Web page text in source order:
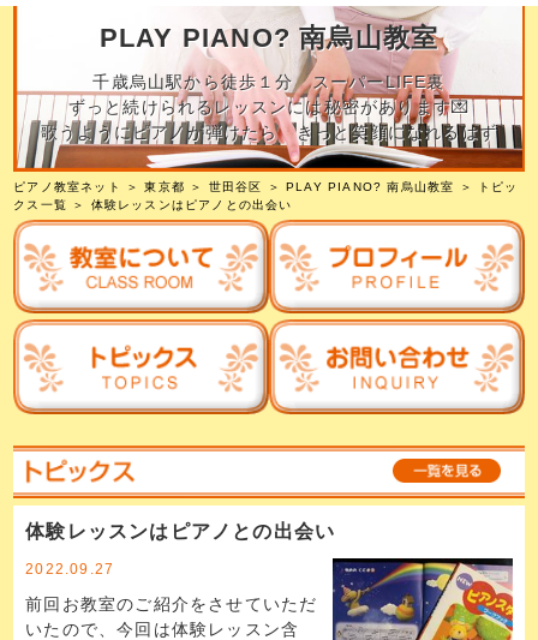
PLAY PIANO? 南烏山教室
千歳烏山駅から徒歩１分 スーパーLIFE裏
ずっと続けられるレッスンには秘密があります💌
歌うようにピアノが弾けたら きっと笑顔になれるはず
ピアノ教室ネット ＞東京都 ＞ 世田谷区 ＞PLAY PIANO? 南烏山教室 ＞
トピッ
クス一覧 ＞ 体験レッスンはピアノとの出会い
体験レッスンはピアノとの出会い
2022.09.27
前回お教室のご紹介をさせていただ
いたので、今回は体験レッスン含